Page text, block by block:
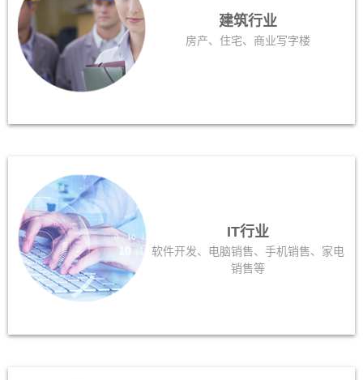
建筑行业
房产、住宅、商业写字楼
IT行业
软件开发、电脑销售、手机销售、家电
销售等